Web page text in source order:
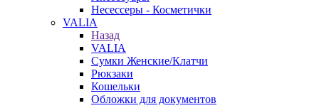
Несессеры - Косметички
VALIA
Назад
VALIA
Сумки Женские/Клатчи
Рюкзаки
Кошельки
Обложки для документов